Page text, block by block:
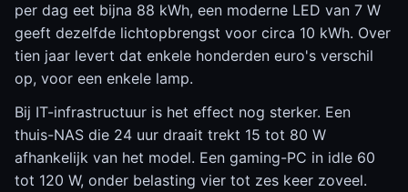
per dag eet bijna 88 kWh, een moderne LED van 7 W
geeft dezelfde lichtopbrengst voor circa 10 kWh. Over
tien jaar levert dat enkele honderden euro's verschil
op, voor een enkele lamp.
Bij IT-infrastructuur is het effect nog sterker. Een
thuis-NAS die 24 uur draait trekt 15 tot 80 W
afhankelijk van het model. Een gaming-PC in idle 60
tot 120 W, onder belasting vier tot zes keer zoveel.